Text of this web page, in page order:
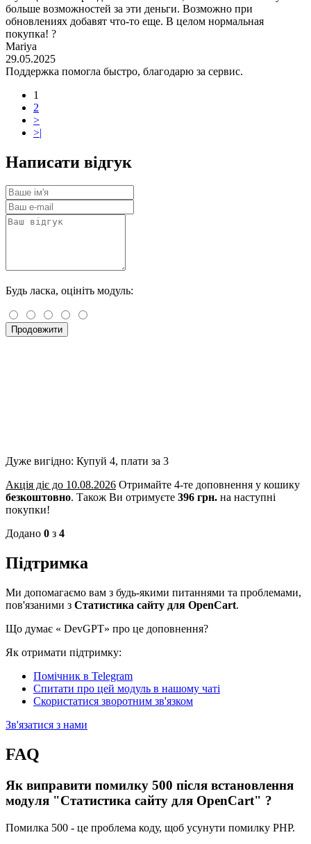
больше возможностей за эти деньги. Возможно при
обновлениях добавят что-то еще. В целом нормальная
покупка! ?
Mariya
29.05.2025
Поддержка помогла быстро, благодарю за сервис.
1
2
>
>|
Написати відгук
Будь ласка, оцініть модуль:
Продовжити
Дуже вигідно: Купуй 4, плати за 3
Акція діє до 10.08.2026 Отримайте 4-те доповнення у кошику
безкоштовно. Також Ви отримуєте 396 грн. на наступні
покупки!
Додано 0 з 4
Підтримка
Ми допомагаємо вам з будь-якими питаннями та проблемами,
пов'язаними з Статистика сайту для OpenCart.
Що думає « DevGPT» про це доповнення?
Як отримати підтримку:
Помічник в Telegram
Спитати про цей модуль в нашому чаті
Скористатися зворотним зв'язком
Зв'язатися з нами
FAQ
Як виправити помилку 500 після встановлення
модуля "Статистика сайту для OpenCart" ?
Помилка 500 - це проблема коду, щоб усунути помилку PHP.